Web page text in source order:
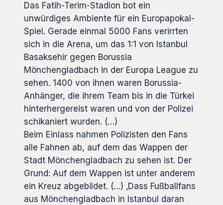
Das Fatih-Terim-Stadion bot ein
unwürdiges Ambiente für ein Europapokal-
Spiel. Gerade einmal 5000 Fans verirrten
sich in die Arena, um das 1:1 von Istanbul
Basaksehir gegen Borussia
Mönchengladbach in der Europa League zu
sehen. 1400 von ihnen waren Borussia-
Anhänger, die ihrem Team bis in die Türkei
hinterhergereist waren und von der Polizei
schikaniert wurden. (…)
Beim Einlass nahmen Polizisten den Fans
alle Fahnen ab, auf dem das Wappen der
Stadt Mönchengladbach zu sehen ist. Der
Grund: Auf dem Wappen ist unter anderem
ein Kreuz abgebildet. (…) ‚Dass Fußballfans
aus Mönchengladbach in Istanbul daran